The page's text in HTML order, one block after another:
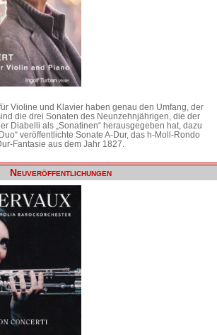
Violine und Klavier haben genau den Umfang, der
die drei Sonaten des Neunzehnjährigen, die der
Diabelli als „Sonatinen“ herausgegeben hat, dazu
veröffentlichte Sonate A-Dur, das h-Moll-Rondo
Fantasie aus dem Jahr 1827.
Neuveröffentlichungen